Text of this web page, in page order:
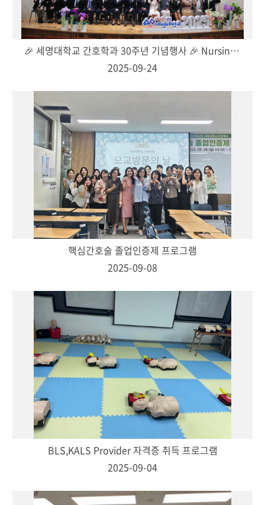
🎉 세명대학교 간호학과 30주년 기념행사 🎉 Nursing Bridge: 간호, 세대를 잇다
2025-09-24
핵심간호술 졸업인증제 프로그램
2025-09-08
BLS,KALS Provider 자격증 취득 프로그램
2025-09-04